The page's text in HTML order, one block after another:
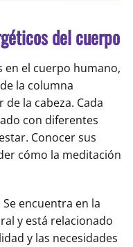
del cuerpo
en el cuerpo humano,
la columna
la cabeza. Cada
con diferentes
Conocer sus
cómo la meditación
Se encuentra en la
y está relacionado
y las necesidades